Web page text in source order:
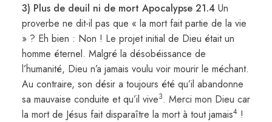
3) Plus de deuil ni de mort Apocalypse 21.4 Un
proverbe ne dit-il pas que « la mort fait partie de la vie
» ? Eh bien : Non ! Le projet initial de Dieu était un
homme éternel. Malgré la désobéissance de
l’humanité, Dieu n’a jamais voulu voir mourir le méchant.
Au contraire, son désir a toujours été qu’il abandonne
sa mauvaise conduite et qu’il vive3. Merci mon Dieu car
la mort de Jésus fait disparaître la mort à tout jamais4 !